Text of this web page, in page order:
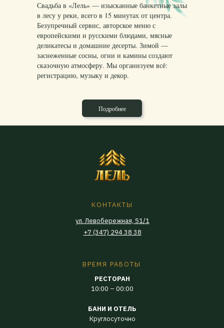
Свадьба в «Лель» — изысканные банкетные залы
в лесу у реки, всего в 15 минутах от центра.
Безупречный сервис, авторское меню с
европейскими и русскими блюдами, мясные
деликатесы и домашние десерты. Зимой —
заснеженные сосны, огни и камины создают
сказочную атмосферу. Мы организуем всё:
регистрацию, музыку и декор.
Подробнее
ВРЕМЯ РАБОТЫ
КОНТАКТЫ
РЕСТОРАН
10:00 – 00:00
БАНИ И ОТЕЛЬ
Круглосуточно
ул. Левобережная, 51/1
+7 (347) 294 38 38